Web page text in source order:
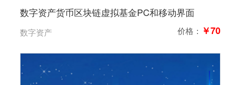
数字资产货币区块链虚拟基金PC和移动界面
数字资产 价格： ￥70